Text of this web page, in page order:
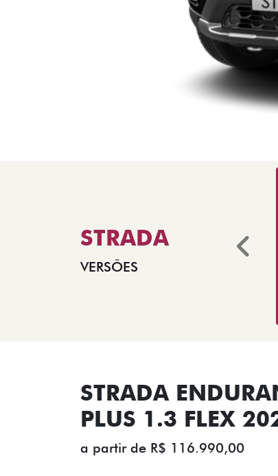
STRADA
VERSÕES
STRADA
PLUS 1.3 FLEX
a partir de R$ 116.990,00